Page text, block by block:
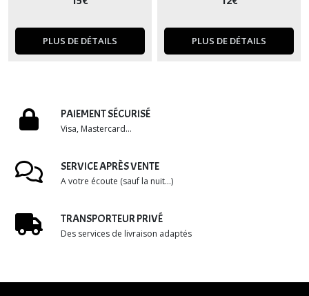
PLUS DE DÉTAILS PLUS DE DÉTAILS
PAIEMENT SÉCURISÉ
Visa, Mastercard...
SERVICE APRÈS VENTE
A votre écoute (sauf la nuit...)
TRANSPORTEUR PRIVÉ
Des services de livraison adaptés